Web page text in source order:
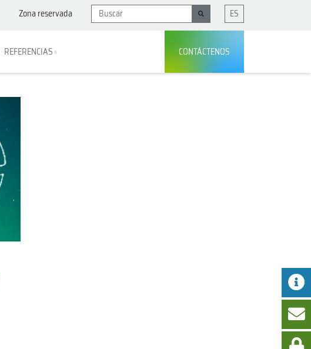
Zona reservada ES
REFERENCIAS CONTÁCTENOS